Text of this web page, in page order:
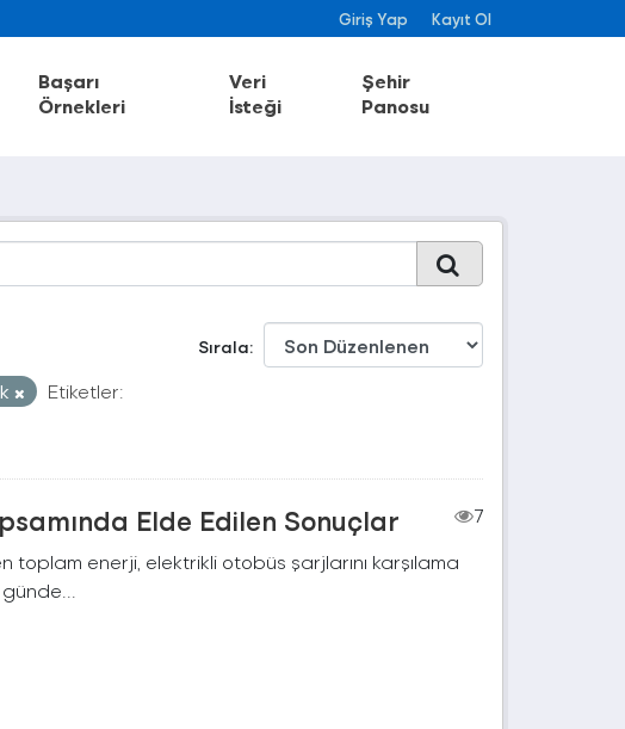
Giriş Yap Kayıt Ol
Başarı
Örnekleri
Veri
İsteği
Şehir
Panosu
Sırala
Etiketler:
Elde Edilen Sonuçlar
7
toplam enerji, elektrikli otobüs şarjlarını karşılama
günde...